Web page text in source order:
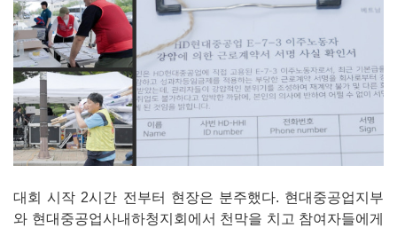
대회 시작 2시간 전부터 현장은 분주했다. 현대중공업지부
와 현대중공업사내하청지회에서 천막을 치고 참여자들에게